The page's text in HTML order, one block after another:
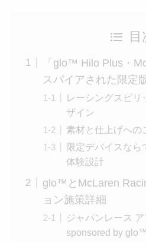
目
「glo™ Hilo Plus・
スパイアされた限定
レーシングスピリ
ザイン
素材と仕上げへの
限定デバイスなら
体験設計
glo™とMcLaren
ョン施策詳細
ジャパンレース
sponsored by